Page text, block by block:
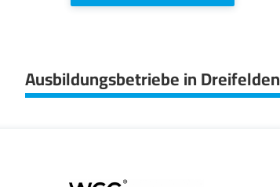
Ausbildungsbetriebe in Dreifelden